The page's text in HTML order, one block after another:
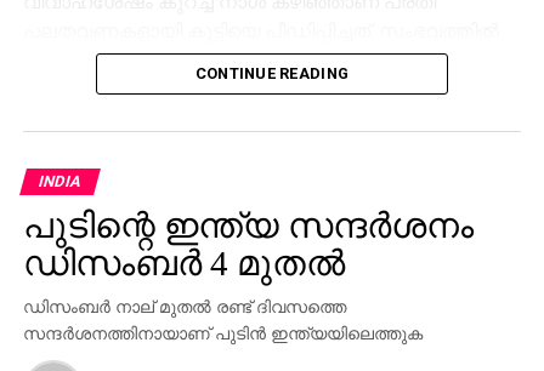
ഭയന്ന കുട്ടി പുറത്താരോടും പറഞ്ഞില്ല. ഇതുകൂടാതെ
പ്രതി കുട്ടിയെ ഭീഷണിപ്പെടുത്തുകയും ചെയ്തു.
അമ്മയോട് പറഞ്ഞു. കുട്ടിയുടെ അമ്മ പ്രതിയോട്
ചോദിച്ചപ്പോൾ പ്രതി അമ്മയെയും ക്രൂരമായി മർദിച്ചു.
തുടർന്നാണ് അമ്മ പോലീസിൽ പരാതി നൽകിയത്.
രണ്ടാനച്ഛനായ പ്രതിയുടെ ഈ പ്രവർത്തി ഒരിക്കലും
അംഗീകരിക്കാൻ പറ്റാത്തതിനാൽ പ്രതി യാതൊരു
ദയയും അർഹിക്കുന്നില്ലെന്ന് കോടതി ചൂണ്ടിക്കാട്ടി.
CONTINUE READING
INDIA
പുടിന്റെ ഇന്ത്യ സന്ദര്‍ശനം
ഡിസംബര്‍ 4 മുതല്‍
ഡിസംബര്‍ നാല് മുതല്‍ രണ്ട് ദിവസത്തെ
സന്ദര്‍ശനത്തിനായാണ് പുടിന്‍ ഇന്ത്യയിലെത്തുക